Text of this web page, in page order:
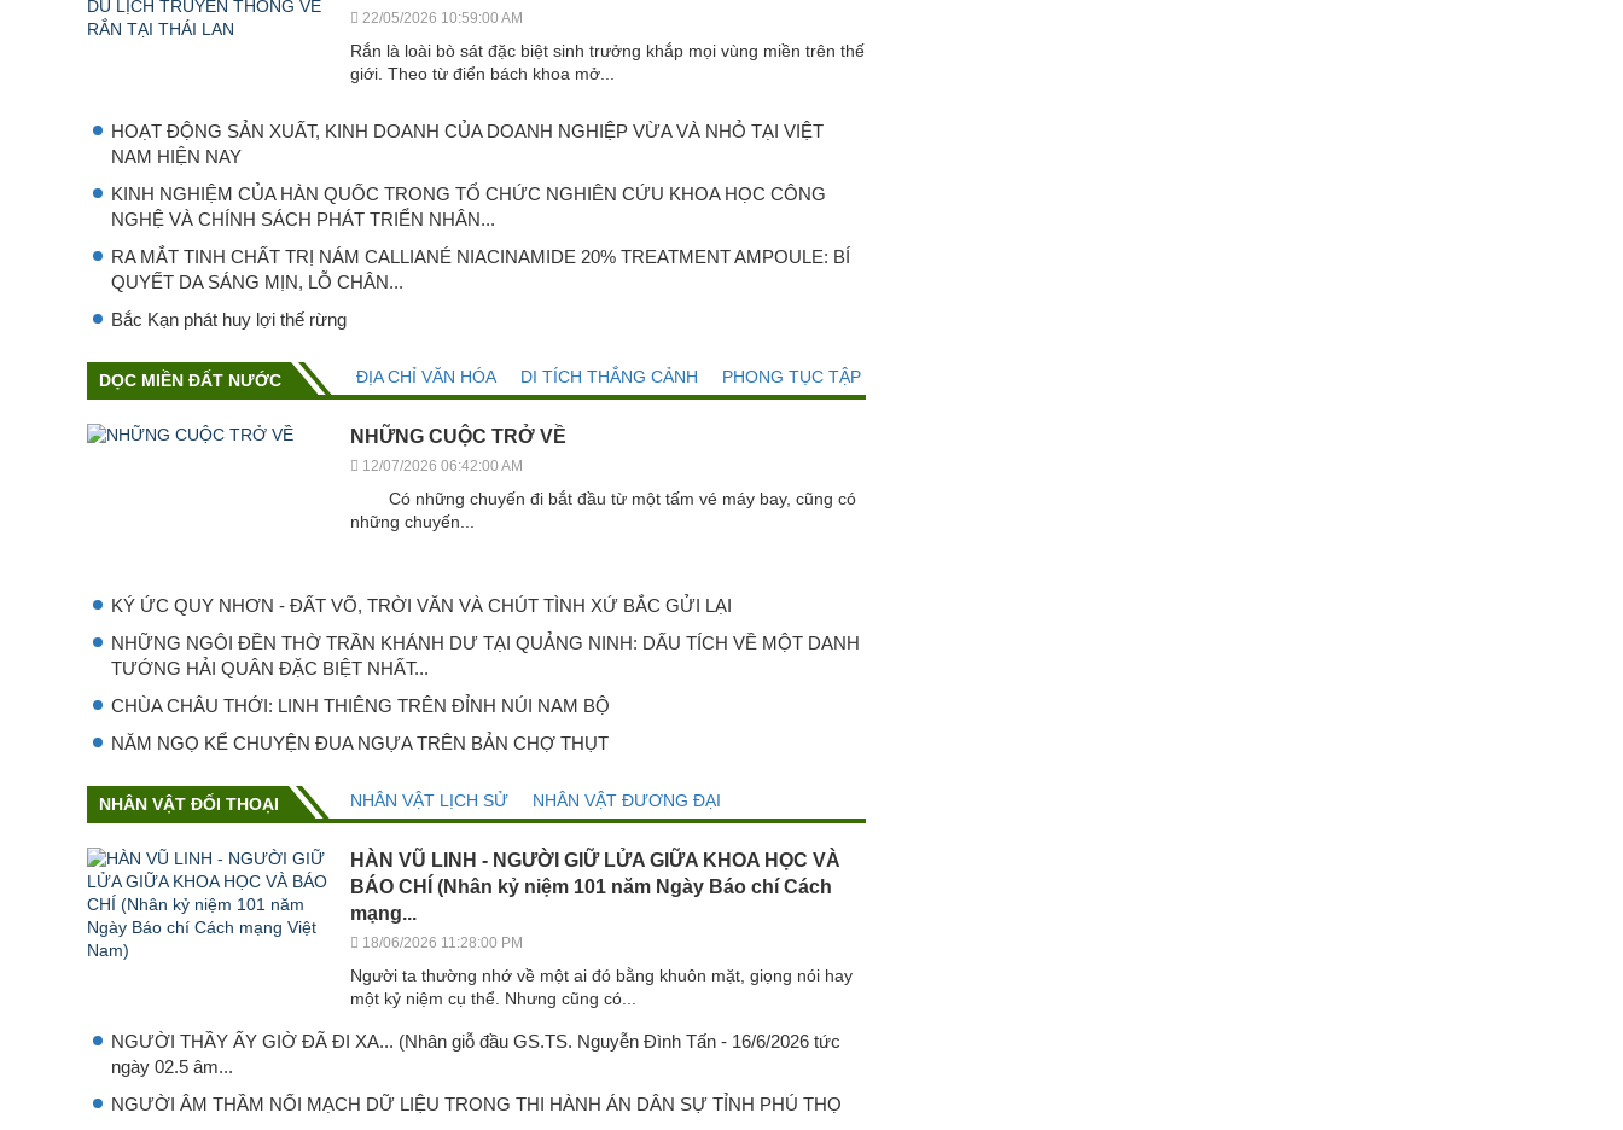
22/05/2026 10:59:00 AM
Rắn là loài bò sát đặc biệt sinh trưởng khắp mọi vùng miền trên thế
giới. Theo từ điển bách khoa mở...
HOẠT ĐỘNG SẢN XUẤT, KINH DOANH CỦA DOANH NGHIỆP VỪA VÀ NHỎ TẠI VIỆT
NAM HIỆN NAY
KINH NGHIỆM CỦA HÀN QUỐC TRONG TỔ CHỨC NGHIÊN CỨU KHOA HỌC CÔNG
NGHỆ VÀ CHÍNH SÁCH PHÁT TRIỂN NHÂN...
RA MẮT TINH CHẤT TRỊ NÁM CALLIANÉ NIACINAMIDE 20% TREATMENT AMPOULE: BÍ
QUYẾT DA SÁNG MỊN, LỖ CHÂN...
Bắc Kạn phát huy lợi thế rừng
DỌC MIỀN ĐẤT NƯỚC ĐỊA CHỈ VĂN HÓA DI TÍCH THẮNG CẢNH PHONG TỤC TẬP QUÁN
NHỮNG CUỘC TRỞ VỀ
12/07/2026 06:42:00 AM
Có những chuyến đi bắt đầu từ một tấm vé máy bay, cũng có
những chuyến...
KÝ ỨC QUY NHƠN - ĐẤT VÕ, TRỜI VĂN VÀ CHÚT TÌNH XỨ BẮC GỬI LẠI
NHỮNG NGÔI ĐỀN THỜ TRẦN KHÁNH DƯ TẠI QUẢNG NINH: DẤU TÍCH VỀ MỘT DANH
TƯỚNG HẢI QUÂN ĐẶC BIỆT NHẤT...
CHÙA CHÂU THỚI: LINH THIÊNG TRÊN ĐỈNH NÚI NAM BỘ
NĂM NGỌ KỂ CHUYỆN ĐUA NGỰA TRÊN BẢN CHỢ THỤT
NHÂN VẬT ĐỐI THOẠI NHÂN VẬT LỊCH SỬ NHÂN VẬT ĐƯƠNG ĐẠI
HÀN VŨ LINH - NGƯỜI GIỮ LỬA GIỮA KHOA HỌC VÀ
BÁO CHÍ (Nhân kỷ niệm 101 năm Ngày Báo chí Cách
mạng...
18/06/2026 11:28:00 PM
Người ta thường nhớ về một ai đó bằng khuôn mặt, giọng nói hay
một kỷ niệm cụ thể. Nhưng cũng có...
NGƯỜI THẦY ẤY GIỜ ĐÃ ĐI XA... (Nhân giỗ đầu GS.TS. Nguyễn Đình Tấn - 16/6/2026 tức
ngày 02.5 âm...
NGƯỜI ÂM THẦM NỐI MẠCH DỮ LIỆU TRONG THI HÀNH ÁN DÂN SỰ TỈNH PHÚ THỌ